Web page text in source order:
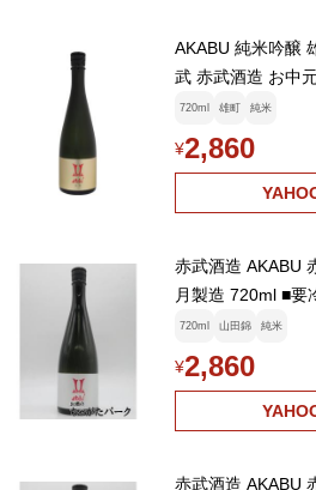
AKABU 純米吟醸
武 赤武酒造 お中
720ml 雄町 純米
¥2,860
赤武酒造 AKABU
月製造 720ml ■要
720ml 山田錦 純米
¥2,860
赤武酒造 AKABU